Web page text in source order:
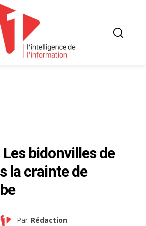
bidonvilles de
la crainte de
Par Rédaction